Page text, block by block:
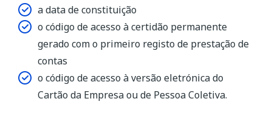
a data de constituição
o código de acesso à certidão permanente
gerado com o primeiro registo de prestação de
contas
o código de acesso à versão eletrónica do
Cartão da Empresa ou de Pessoa Coletiva.